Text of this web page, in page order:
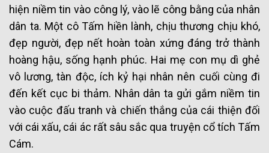
hiện niềm tin vào công lý, vào lẽ công bằng của nhân
dân ta. Một cô Tấm hiền lành, chịu thương chịu khó,
đẹp người, đẹp nết hoàn toàn xứng đáng trở thành
hoàng hậu, sống hạnh phúc. Hai mẹ con mụ dì ghẻ
vô lương, tàn độc, ích kỷ hại nhân nên cuối cùng đi
đến kết cục bi thảm. Nhân dân ta gửi gắm niềm tin
vào cuộc đấu tranh và chiến thắng của cái thiện đối
với cái xấu, cái ác rất sâu sắc qua truyện cổ tích Tấm
Cám.